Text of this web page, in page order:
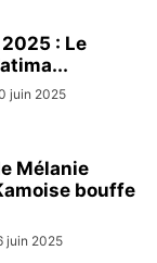
: Le
juin 2025
Mélanie
bouffe
juin 2025